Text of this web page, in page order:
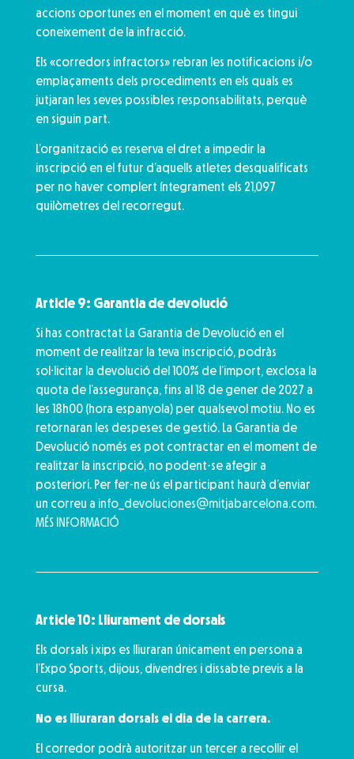
accions oportunes en el moment en què es tingui
coneixement de la infracció.
Els «corredors infractors» rebran les notificacions i/o
emplaçaments dels procediments en els quals es
jutjaran les seves possibles responsabilitats, perquè
en siguin part.
L’organització es reserva el dret a impedir la
inscripció en el futur d’aquells atletes desqualificats
per no haver complert íntegrament els 21,097
quilòmetres del recorregut.
Article 9: Garantia de devolució
Si has contractat La Garantia de Devolució en el
moment de realitzar la teva inscripció, podràs
sol·licitar la devolució del 100% de l’import, exclosa la
quota de l’assegurança, fins al 18 de gener de 2027 a
les 18h00 (hora espanyola) per qualsevol motiu. No es
retornaran les despeses de gestió. La Garantia de
Devolució només es pot contractar en el moment de
realitzar la inscripció, no podent-se afegir a
posteriori. Per fer-ne ús el participant haurà d’enviar
un correu a info_devoluciones@mitjabarcelona.com.
MÉS INFORMACIÓ
Article 10: Lliurament de dorsals
Els dorsals i xips es lliuraran únicament en persona a
l’Expo Sports, dijous, divendres i dissabte previs a la
cursa.
No es lliuraran dorsals el dia de la carrera.
El corredor podrà autoritzar un tercer a recollir el